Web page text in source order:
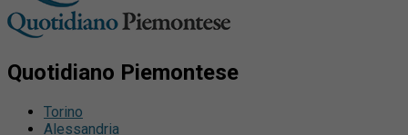
Quotidiano Piemontese
Torino
Alessandria